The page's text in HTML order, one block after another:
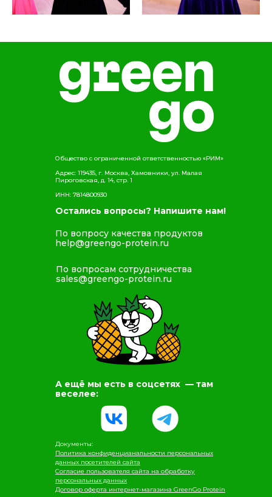
А ещё мы есть в соцсетях — там
веселее:
Остались вопросы? Напишите нам!
По вопросам сотрудничества
sales@greengo-protein.ru
По вопросу качества продуктов
help@greengo-protein.ru
Общество с ограниченной ответственностью «РИМ»
Адрес: 119435, г. Москва, Хамовники, ул. Малая
Пироговская, д. 14, стр. 1
ИНН: 7814800930
Документы:
Политика конфиденцианальности персональных
данных посетителей сайта
Согласие пользователя сайта на обработку
персональных данных
Договор оферта интернет-магазина GreenGo Protein